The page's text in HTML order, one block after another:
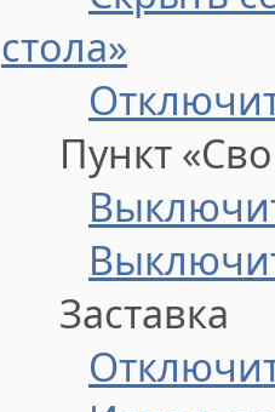
стола»
Пункт
Заставка